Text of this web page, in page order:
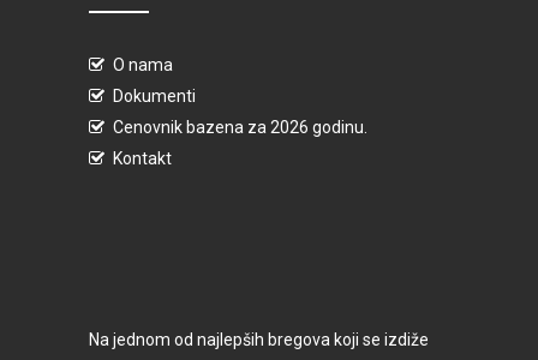
O nama
Dokumenti
Cenovnik bazena za 2026 godinu.
Kontakt
Na jednom od najlepših bregova koji se izdiže